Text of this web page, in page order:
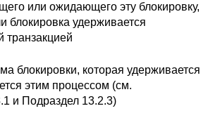
или ожидающего эту блокировку,
блокировка удерживается
транзакцией
блокировки, которая удерживается
этим процессом (см.
и Подраздел 13.2.3)